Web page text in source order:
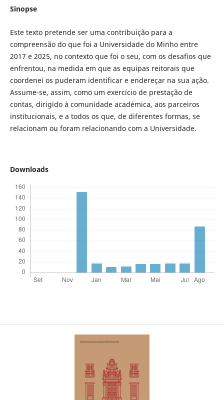
Sinopse
Este texto pretende ser uma contribuição para a
compreensão do que foi a Universidade do Minho entre
2017 e 2025, no contexto que foi o seu, com os desafios que
enfrentou, na medida em que as equipas reitorais que
coordenei os puderam identificar e endereçar na sua ação.
Assume-se, assim, como um exercício de prestação de
contas, dirigido à comunidade académica, aos parceiros
institucionais, e a todos os que, de diferentes formas, se
relacionam ou foram relacionando com a Universidade.
Downloads